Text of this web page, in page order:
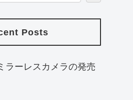
Posts
ラーレスカメラの発売